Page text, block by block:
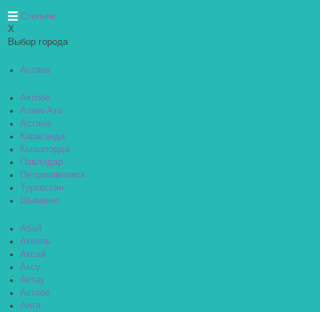
Степняк
X
Выбор города
Астана
Актобе
Алма-Ата
Астана
Караганда
Кызылорда
Павлодар
Петропавловск
Туркестан
Шымкент
Абай
Акколь
Аксай
Аксу
Актау
Актобе
Алга